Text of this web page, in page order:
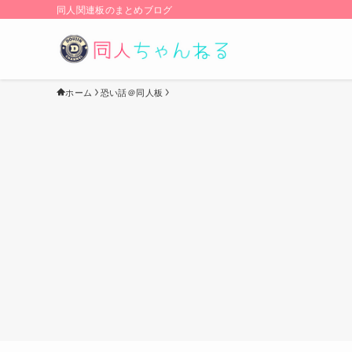
同人関連板のまとめブログ
ホーム 恐い話＠同人板